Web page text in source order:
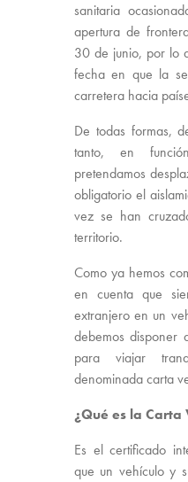
sanitaria
apertura de
30 de junio, por lo
fecha en que la
carretera hacia
De todas formas,
tanto, en
pretendamos
obligatorio el
vez se han
territorio.
Como ya hemos
en cuenta que
extranjero en un
debemos disponer
para viajar
denominada carta
¿Qué es la Carta
Es el certificado
que un vehículo y